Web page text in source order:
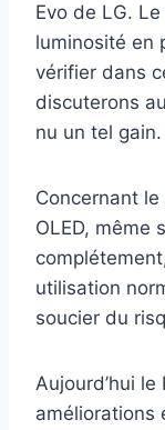
Evo de LG.
luminosité en
vérifier dans
discuterons
nu un tel
Concernant le
OLED, même
utilisation
soucier du
Aujourd’hui
améliorations